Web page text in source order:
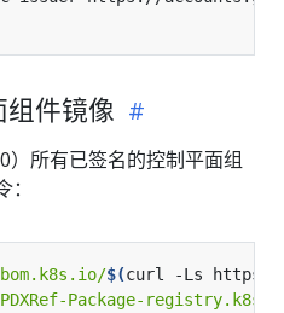
件镜像
）所有已签名的控制平面组
$(curl -Ls
Package-